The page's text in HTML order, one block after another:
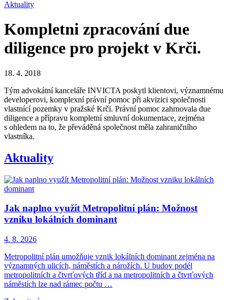
Aktuality
Kompletni zpracování due
diligence pro projekt v Krči.
18. 4. 2018
Tým advokátní kanceláře INVICTA poskytl klientovi, významnému
developerovi, komplexní právní pomoc při akvizici společnosti
vlastnící pozemky v pražské Krči. Právní pomoc zahrnovala due
diligence a přípravu kompletní smluvní dokumentace, zejména
s ohledem na to, že převáděná společnost měla zahraničního
vlastníka.
Aktuality
Jak naplno využít Metropolitní plán: Možnost
vzniku lokálních dominant
4. 8. 2026
Metropolitní plán umožňuje vznik lokálních dominant zejména na
významných ulicích, náměstích a nárožích. U budov podél
metropolitních a čtvrťových tříd a na metropolitních a čtvrťových
náměstích lze nad rámec počtu …